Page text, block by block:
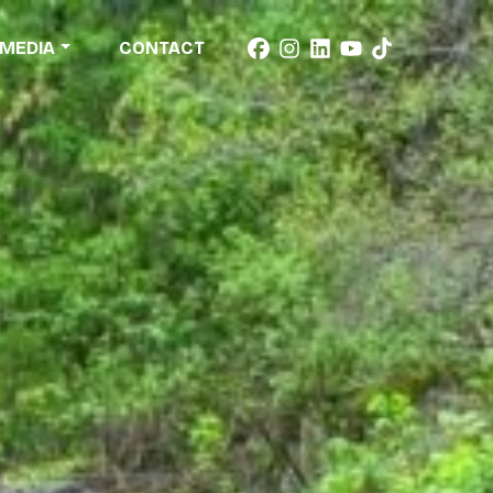
MEDIA CONTACT